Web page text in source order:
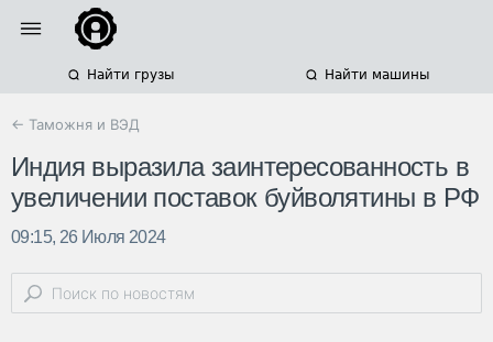
Найти грузы Найти машины
← Таможня и ВЭД
Индия выразила заинтересованность в
увеличении поставок буйволятины в РФ
09:15, 26 Июля 2024